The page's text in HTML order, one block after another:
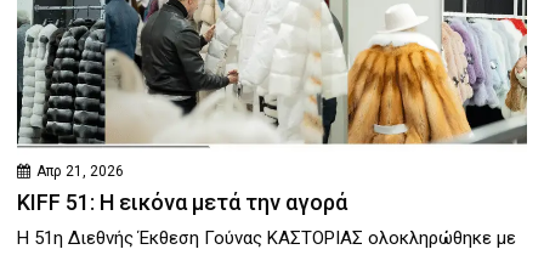
Απρ 21, 2026
KIFF 51: Η εικόνα μετά την αγορά
Η 51η Διεθνής Έκθεση Γούνας ΚΑΣΤΟΡΙΑΣ ολοκληρώθηκε με